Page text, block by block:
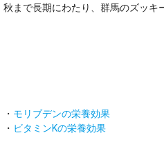
秋まで長期にわたり、群馬のズッキ
・ モリブデンの栄養効果
・ ビタミンKの栄養効果